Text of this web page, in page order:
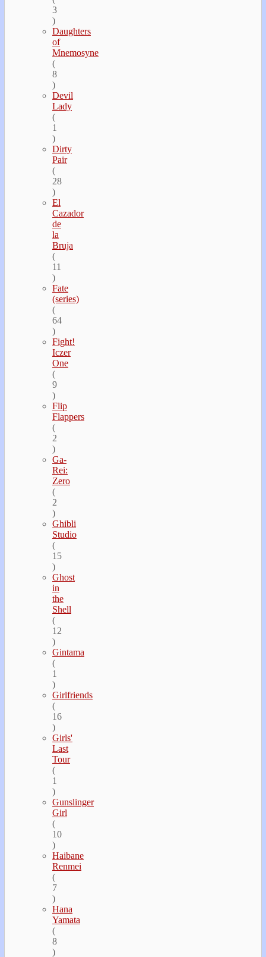
3
)
Daughters
of
Mnemosyne
(
8
)
Devil
Lady
(
1
)
Dirty
Pair
(
28
)
El
Cazador
de
la
Bruja
(
11
)
Fate
(series)
(
64
)
Fight!
Iczer
One
(
9
)
Flip
Flappers
(
2
)
Ga-
Rei:
Zero
(
2
)
Ghibli
Studio
(
15
)
Ghost
in
the
Shell
(
12
)
Gintama
(
1
)
Girlfriends
(
16
)
Girls'
Last
Tour
(
1
)
Gunslinger
Girl
(
10
)
Haibane
Renmei
(
7
)
Hana
Yamata
(
8
)